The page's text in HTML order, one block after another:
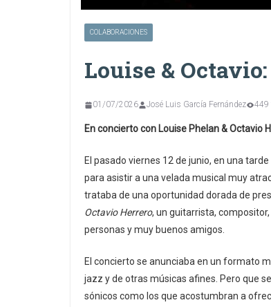
COLABORACIONES
Louise &
01/07/2026 José Luis García Fernández 449
En concierto con Louise Phelan & Octavio
El pasado viernes 12 de junio, en una
para asistir a una velada musical muy
trataba de una oportunidad dorada de
Octavio Herrero, un guitarrista,
personas y muy buenos amigos.
El concierto se anunciaba en un formato
jazz y de otras músicas afines. Pero que
sónicos como los que acostumbran a